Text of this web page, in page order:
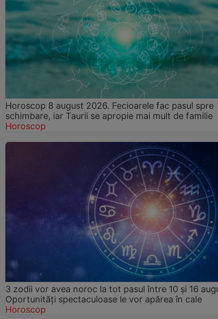
Horoscop 8 august 2026. Fecioarele fac pasul spre
schimbare, iar Taurii se apropie mai mult de familie
Horoscop
3 zodii vor avea noroc la tot pasul între 10 și 16
Oportunități spectaculoase le vor apărea în cale
Horoscop